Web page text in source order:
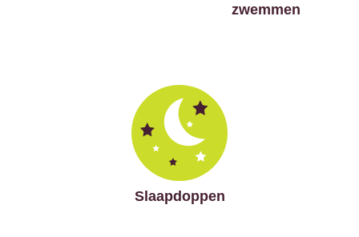
zwemmen
Slaapdoppen